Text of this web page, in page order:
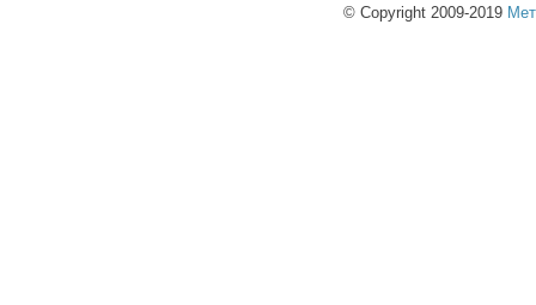
© Copyright 2009-2019